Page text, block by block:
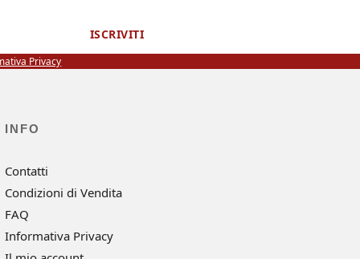
Privacy
ISCRIVITI
INFO
Contatti
Condizioni di Vendita
FAQ
Informativa Privacy